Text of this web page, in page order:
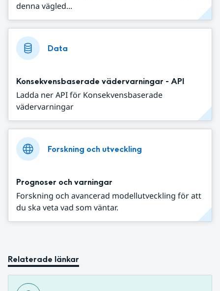
denna vägled...
Data
Konsekvensbaserade vädervarningar - API
Ladda ner API för Konsekvensbaserade
vädervarningar
Forskning och utveckling
Prognoser och varningar
Forskning och avancerad modellutveckling för att
du ska veta vad som väntar.
Relaterade länkar